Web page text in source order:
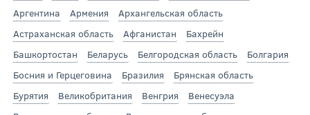
Аргентина
Армения
Архангельская область
Астраханская область
Афганистан
Бахрейн
Башкортостан
Беларусь Белгородская область
Болгария
Босния и Герцеговина
Бразилия
Брянская область
Бурятия
Великобритания Венгрия
Венесуэла